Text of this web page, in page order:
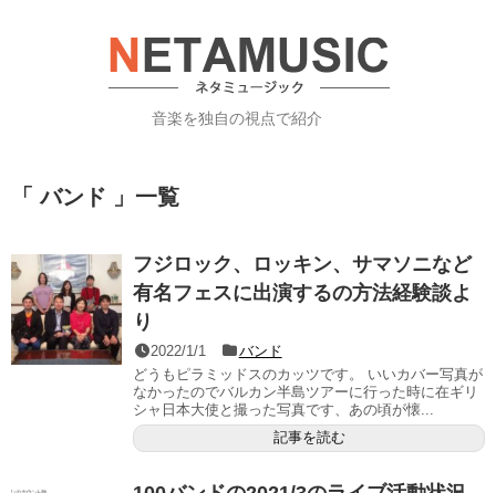
音楽を独自の視点で紹介
「 バンド 」一覧
フジロック、ロッキン、サマソニなど
有名フェスに出演するの方法経験談よ
り
2022/1/1
バンド
どうもピラミッドスのカッツです。 いいカバー写真が
なかったのでバルカン半島ツアーに行った時に在ギリ
シャ日本大使と撮った写真です、あの頃が懐...
記事を読む